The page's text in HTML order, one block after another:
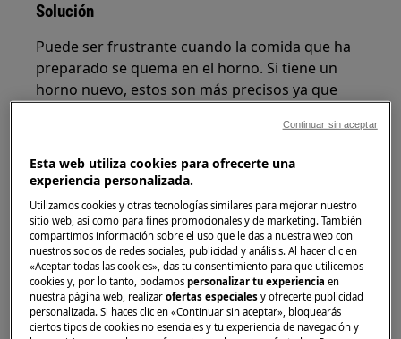
Solución
Puede ser frustrante cuando la comida que ha
preparado se quema en el horno. Si tiene un
horno nuevo, estos son más precisos ya que
lo que es posible que sea necesario ajustar
ciertas temperaturas en comparación a la
receta. Este es especialmente el caso cuando se
utiliza un horno de ventilador, en lugar de un
horno de calor 'superior e inferior'
convencional.
Cuando se utiliza un horno con ventilador, es
útil seguir las siguientes pautas y están
disponibles en el manual de su
Esta web utiliza cookies para ofrecerte una
experiencia personalizada.
Utilizamos cookies y otras tecnologías similares para mejorar nuestro
sitio web, así como para fines promocionales y de marketing. También
compartimos información sobre el uso que le das a nuestra web con
nuestros socios de redes sociales, publicidad y análisis. Al hacer clic en
«Aceptar todas las cookies», das tu consentimiento para que utilicemos
cookies y, por lo tanto, podamospersonalizar tu experienciaen
nuestra página web, realizarofertas especiales y ofrecerte publicidad
personalizada. Si haces clic en «Continuar sin aceptar», bloquearás
ciertos tipos de cookies no esenciales y tu experiencia de navegación y
Continuar sin aceptar